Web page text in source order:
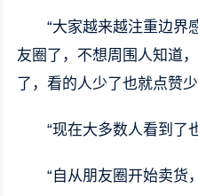
“大家越来越注重边界
友圈了，不想周围人知道
了，看的人少了也就点赞
“现在大多数人看到了
“自从朋友圈开始卖货